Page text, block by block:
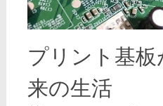
プリント基
来の生活